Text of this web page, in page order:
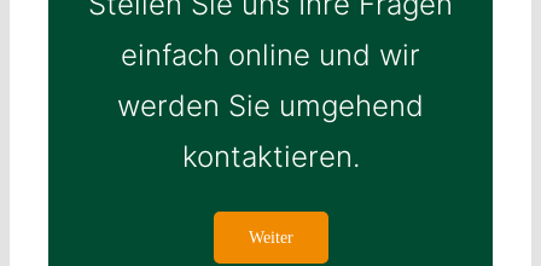
einfach online und wir
werden Sie umgehend
kontaktieren.
Weiter